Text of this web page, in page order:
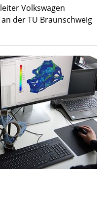
Volkswagen
der TU Braunschweig